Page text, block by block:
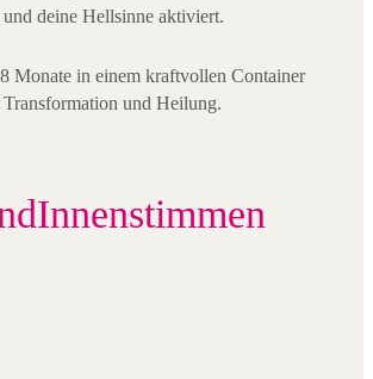
und deine Hellsinne aktiviert.
Monate in einem kraftvollen Container
und Heilung.